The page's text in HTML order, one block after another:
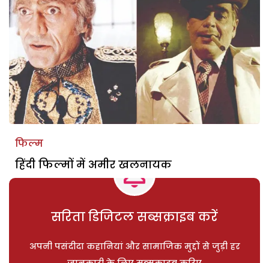
फिल्म
हिंदी फिल्मों में अमीर खलनायक
सरिता डिजिटल सब्सक्राइब करें
अपनी पसंदीदा कहानियां और सामाजिक मुद्दों से जुड़ी हर